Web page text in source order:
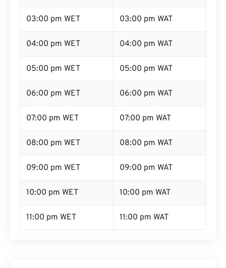
03:00 pm WET 03:00 pm WAT
04:00 pm WET 04:00 pm WAT
05:00 pm WET 05:00 pm WAT
06:00 pm WET 06:00 pm WAT
07:00 pm WET 07:00 pm WAT
08:00 pm WET 08:00 pm WAT
09:00 pm WET 09:00 pm WAT
10:00 pm WET 10:00 pm WAT
11:00 pm WET 11:00 pm WAT